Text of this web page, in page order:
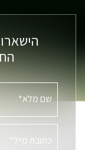
שם מלא*
כתובת מייל*